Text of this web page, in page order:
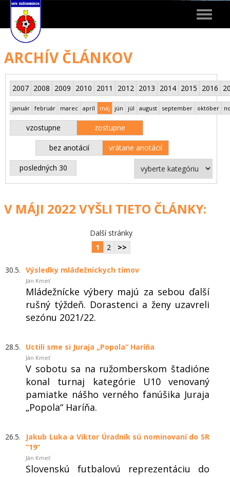
Toggle
ARCHÍV ČLÁNKOV
2007 2008 2009 2010 2011 2012 2013 2014 2015 2016
január február marec apríl máj jún júl august september október
vzostupne zostupne
bez anotácií vrátane anotácií
posledných 30
V MÁJI 2022 VYŠLI TIETO ČLÁNKY:
Další stránky
1
2 >>
30.5. Výsledky mládežníckych tímov
Ján Kmeť
Mládežnícke výbery majú za sebou ďalší
rušný týždeň. Dorastenci a ženy uzavreli
sezónu 2021/22.
28.5. Uctili sme si Juraja „Popola“ Haríňa
Ján Kmeť
V sobotu sa na ružomberskom štadióne
konal turnaj kategórie U10 venovaný
pamiatke nášho verného fanúšika Juraja
„Popola“ Haríňa.
26.5.
Jakub Luka a Viktor Úradník sú nominovaní do SR
“19“
Ján Kmeť
Slovenskú futbalovú reprezentáciu do